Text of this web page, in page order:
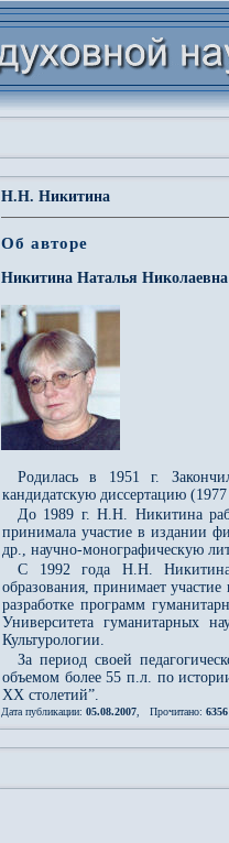
Н.Н. Никитина
Об авторе
Никитина Наталья Николаевна
Родилась в 1951 г.
кандидатскую диссертацию
До 1989 г. Н.Н. Никитина
принимала участие в издании
др., научно-монографическую
С 1992 года Н.Н. Никитина
образования, принимает
разработке программ
Университета гуманитарных
Культурологии.
За период своей
объемом более 55 п.л. по
ХХ столетий”.
Дата публикации: 05.08.2007, Прочитано: 6356